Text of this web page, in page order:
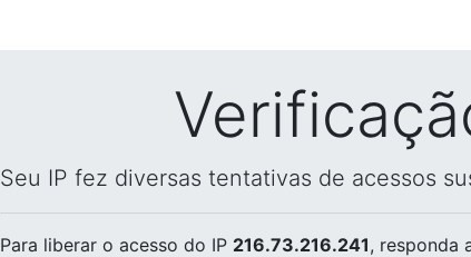
Seu IP fez diversas tentativas de acessos
Para liberar o acesso do IP 216.73.216.241, responda